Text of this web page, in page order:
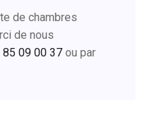
de chambres
de nous
85 09 00 37 ou par